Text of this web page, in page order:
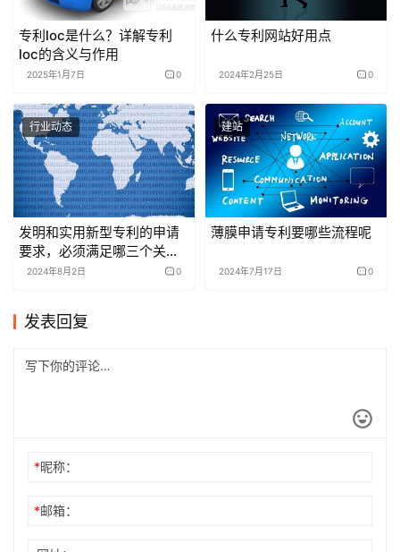
专利loc是什么？详解专利
loc的含义与作用
2025年1月7日 0
什么专利网站好用点
2024年2月25日 0
行业动态
发明和实用新型专利的申请
要求，必须满足哪三个关键
条件？
2024年8月2日 0
建站
薄膜申请专利要哪些流程呢
2024年7月17日 0
发表回复
*昵称：
*邮箱：